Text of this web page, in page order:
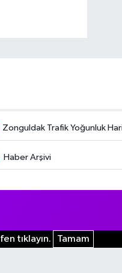
Zonguldak Trafik Yoğunluk
Haber Arşivi
tıklayın. Tamam